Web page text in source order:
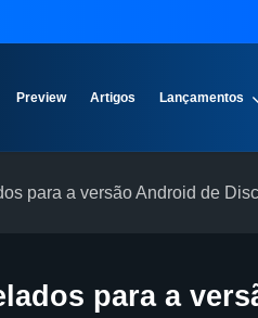
Preview Artigos Lançamentos
para a versão Android de
para a